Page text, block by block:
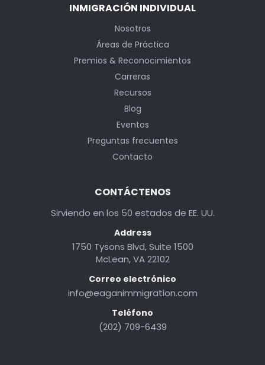
INMIGRACIÓN INDIVIDUAL
Nosotros
Áreas de Práctica
Premios & Reconocimientos
Carreras
Recursos
Blog
Eventos
Preguntas frecuentes
Contacto
CONTÁCTENOS
Sirviendo en los 50 estados de EE. UU.
Address
1750 Tysons Blvd, Suite 1500
McLean, VA 22102
Correo electrónico
info@eaganimmigration.com
Teléfono
(202) 709-6439